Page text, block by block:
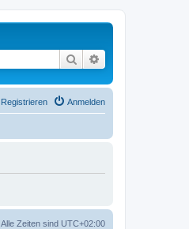
Suche
Anmelden
Registrieren
Alle Zeiten sind UTC+02:00